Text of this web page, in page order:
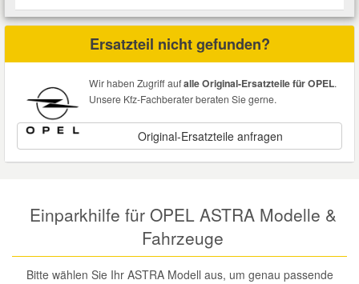
Ersatzteil nicht gefunden?
Wir haben Zugriff aufalle Original-Ersatzteile für OPEL.
Unsere Kfz-Fachberater beraten Sie gerne.
Original-Ersatzteile anfragen
Einparkhilfe für OPEL ASTRA Modelle &
Fahrzeuge
Bitte wählen Sie Ihr ASTRA Modell aus, um genau passende
Innenausstattung
Karosserieteile
Räder und Reifen
Riementrieb
Zündanlage und Glühanlage
Leitungsverbinder
Motortechnik Werkzeuge
Prüf- und Messwerkzeuge
Reparatur-Zubehör
Nachrüstwischer
Pannenhilfe
Reifen Zubehör
Schlüsselgehäuse
Winter-Autozubehör
Chevrolet Ersatzteile
Cupra Ersatzteile
Daewoo Ersatzteile
Daihatsu Ersatzteile
Dodge Ersatzteile